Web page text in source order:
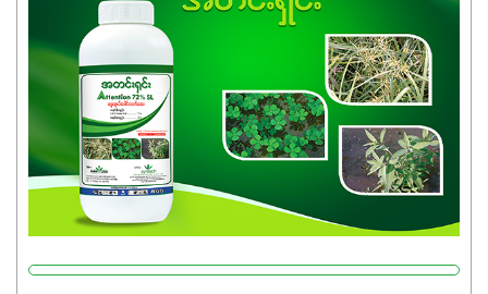
သုံးသင့်ပါတယ်။